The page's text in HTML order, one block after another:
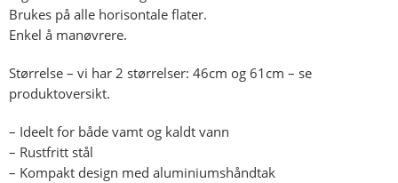
Brukes på alle horisontale flater.
Enkel å manøvrere.
Størrelse – vi har 2 størrelser: 46cm og 61cm – se
produktoversikt.
– Ideelt for både vamt og kaldt vann
– Rustfritt stål
– Kompakt design med aluminiumshåndtak